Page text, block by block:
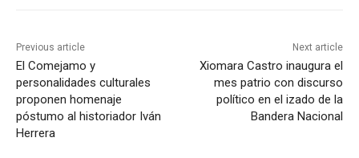
Previous article
El Comejamo y
personalidades culturales
proponen homenaje
póstumo al historiador Iván
Herrera
Next article
Xiomara Castro inaugura el
mes patrio con discurso
político en el izado de la
Bandera Nacional